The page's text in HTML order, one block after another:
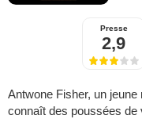
Presse
2,9
Antwone Fisher, un
connaît des poussées de